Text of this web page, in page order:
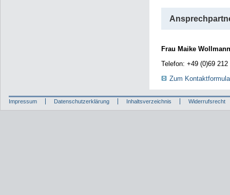
Frau Maike Wollmann
Telefon: +49 (0)69 212
Zum
Impressum Datenschutzerklärung Inhaltsverzeichnis Widerrufsrecht